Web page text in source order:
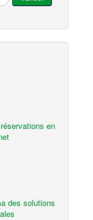
en
des solutions